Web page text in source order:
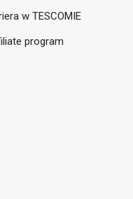
w TESCOMIE
program